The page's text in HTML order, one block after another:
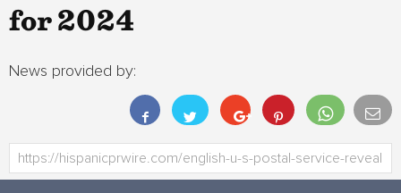
for 2024
News provided by: